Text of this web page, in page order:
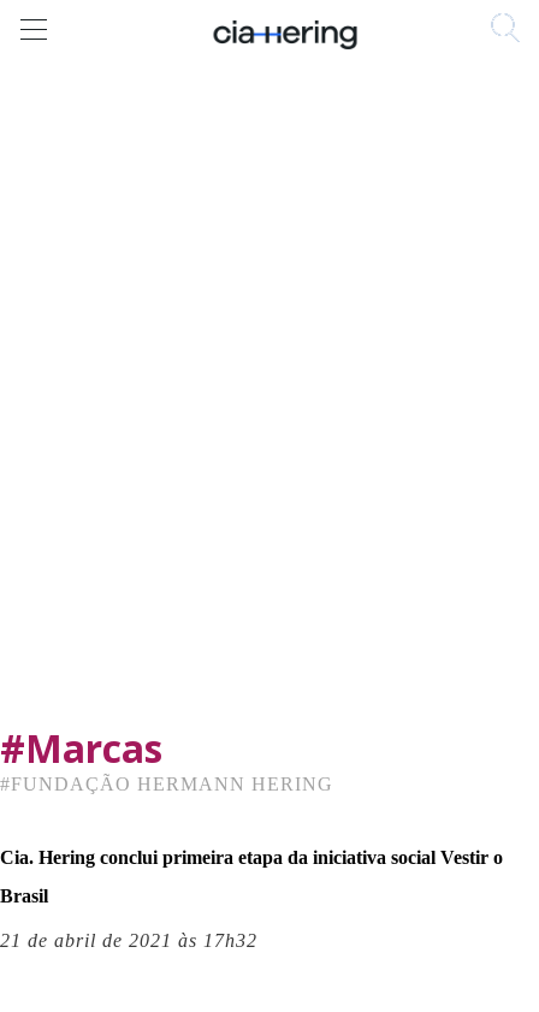
#Marcas
#FUNDAÇÃO HERMANN HERING
Cia. Hering conclui primeira etapa da iniciativa social Vestir o
Brasil
21 de abril de 2021 às 17h32